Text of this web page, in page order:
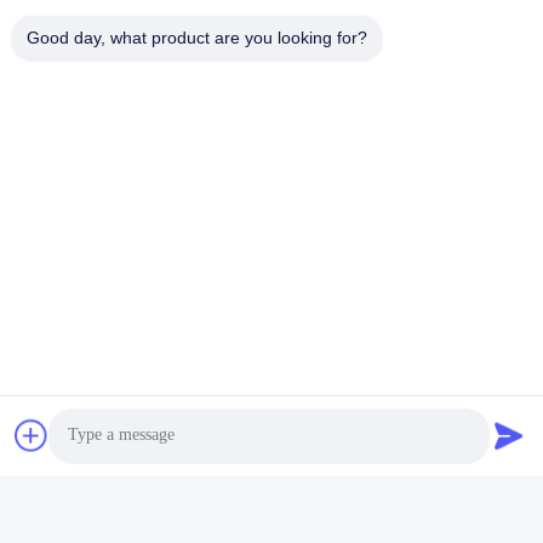
টেলিফোন:
SHENZHEN RONGYANG OPT Technology Co.,Ltd (RYOPT) .
Good day, what product are you looking for?